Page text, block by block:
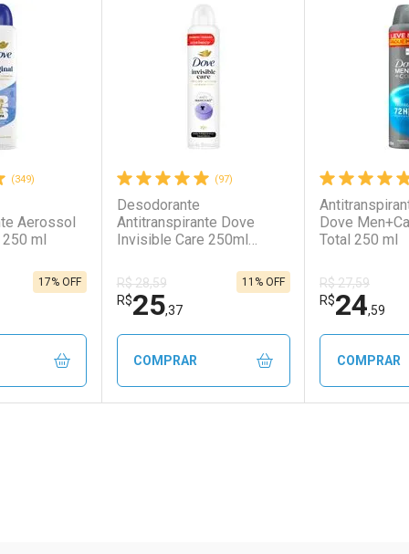
(349)
Aerossol
ml
17% OFF
(97)
Desodorante
Antitranspirante Dove
Invisible Care 250ml
R$ 28,59
R$25,37
11% OFF
COMPRAR
Dove
Total 250 ml
R$ 27,59
R$24,59
COMPRAR